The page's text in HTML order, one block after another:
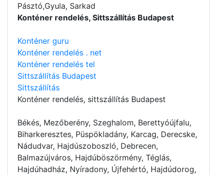
Pásztó,Gyula, Sarkad
Konténer rendelés, Sittszállítás Budapest
Konténer guru
Konténer rendelés . net
Konténer rendelés tel
Sittszállítás Budapest
Sittszállítás
Konténer rendelés, sittszállítás Budapest
Békés, Mezőberény, Szeghalom, Berettyóújfalu,
Biharkeresztes, Püspökladány, Karcag, Derecske,
Nádudvar, Hajdúszoboszló, Debrecen,
Balmazújváros, Hajdúböszörmény, Téglás,
Hajdúhadház, Nyíradony, Újfehértó, Hajdúdorog,